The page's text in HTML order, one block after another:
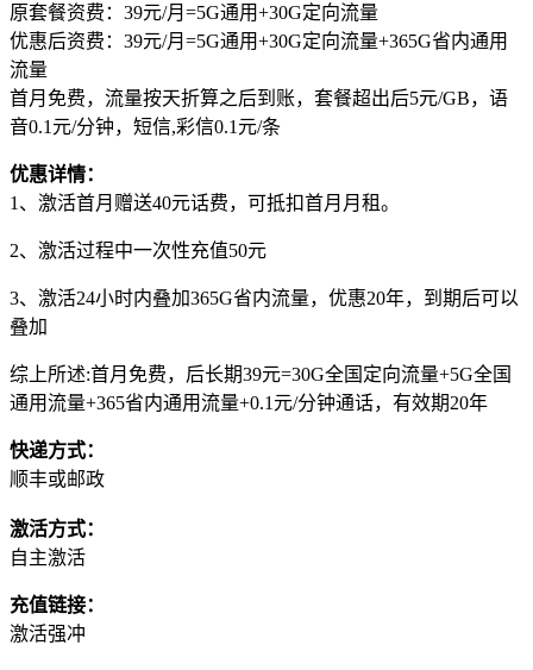
原套餐资费：39元/月=5G通用+30G定向流量
优惠后资费：39元/月=5G通用+30G定向流量+365G省内通用
流量
首月免费，流量按天折算之后到账，套餐超出后5元/GB，语
音0.1元/分钟，短信,彩信0.1元/条
优惠详情：
1、激活首月赠送40元话费，可抵扣首月月租。
2、激活过程中一次性充值50元
3、激活24小时内叠加365G省内流量，优惠20年，到期后可以
叠加
综上所述:首月免费，后长期39元=30G全国定向流量+5G全国
通用流量+365省内通用流量+0.1元/分钟通话，有效期20年
快递方式：
顺丰或邮政
激活方式：
自主激活
充值链接：
激活强冲